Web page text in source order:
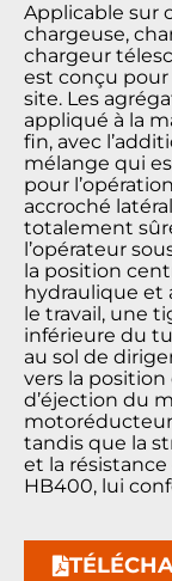
Applicable sur
chargeuse,
chargeur
est conçu
site. Les
appliqué à la
fin, avec
mélange qui
pour
accroché
totalement
l’opérateur
la position
hydraulique et
le travail, une
inférieure du
au sol de
vers la position
d’éjection du
tandis que la
et la
HB400, lui